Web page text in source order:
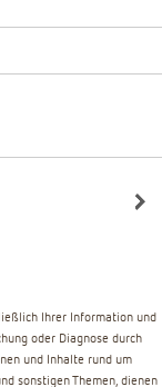
Ihrer Information und
oder Diagnose durch
und Inhalte rund um
sonstigen Themen, dienen